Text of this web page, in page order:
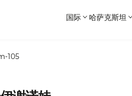
国际 哈萨克斯坦
105